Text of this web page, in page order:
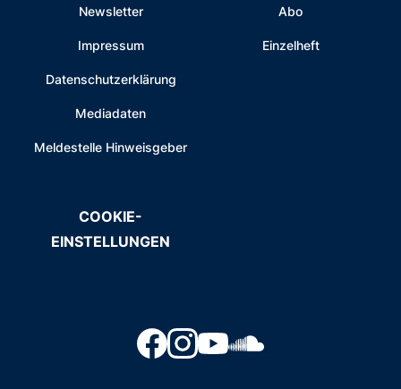
Newsletter
Impressum
Datenschutzerklärung
Mediadaten
Meldestelle Hinweisgeber
Abo
Einzelheft
COOKIE-
EINSTELLUNGEN